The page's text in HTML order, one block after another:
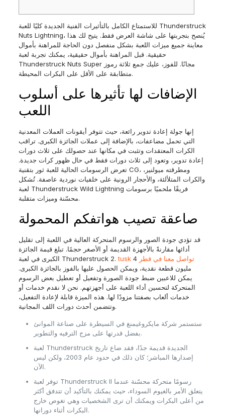
للاستمتاع الكامل بالتأثيرات الفنية الجديدة كليًا للعبة Thunderstruck
Nuts Lightning، يُنصح بتجربتها على شاشة العرض فقط. يتيح لك هذا
معاينة جميع ميزات اللعبة بشكل منفصل دون الحاجة للمراهنة بأموال
حقيقية. قبل المراهنة بأموال حقيقية، يمكنك تجربة لعبة
Thunderstruck Nuts Super مجانًا. للفوز، عليك جمع ثلاثة رموز
متطابقة على الأقل على البكرات المحيطة.
الإضافات لها تأثيرها على أسلوب
اللعب
إنها جولة إعادة تدوير رائعة، حيث تتوفر أيقونات العملات المعدنية
التي تحمل مضاعفات، بالإضافة إلى عملات الجائزة الكبرى. تراقب
الكرات المعتقدات وتثبت في مكانها عند حصولك على ثلاث دورات
إعادة تدوير، وتعود إلى ثلاث دورات فقط في حال ظهور كرات جديدة.
تعرض الرسومات الحالية للعبة ثور بتقنية CG، ومطرقته ميولنير،
والكرات المتلألئة، والأحجار الرونية على خلفيات نوردية عاصفة. تُشكل
لعبة Thunderstruck Wild Lightning فريقًا ملحميًا برسومات
محسّنة وميزات متقلبة.
صاعقة تصيب هواتفكم المحمولة
قد تؤدي جودة الصور والرسوم المتحركة العالية في اللعبة إلى تقليل
أدائها مقارنةً بالأجهزة القديمة أو الأصغر حجمًا. تبلغ قيمة الجائزة
الكبرى في لعبة Thunderstruck 2.
tusk تواصل معنا في قطر 4
مليون قطعة نقدية، ويمكن الحصول عليها بالفوز بالجائزة الكبرى.
يمكن للاعبين ضبط جودة الصورة وتفعيل أو تعطيل بعض الرسوم
المتحركة لتحسين أداء اللعبة على أجهزتهم. نحن لا نقدم خدمات أو
خدمات ألعاب بصفتنا مزودًا لها. هذه الميزة قابلة لإعادة التفعيل،
وتتضمن أحدث دورات اللف المجانية.
ستستمر شركة مايكروغيمنغ في السيطرة على صناعة الموانئ
بفضل قدرتها على مزج الترفيه والتطوير.
لعبة Thunderstruck الجديدة قديمة جدًا، فقد ضاع تاريخ
إصدارها المباشر؛ كان ذلك في حدود عام 2003، ولكن ليس
الآن.
توفر لعبة Thunderstruck II رسومًا متحركة محسّنة عندما
يتعلق الأمر بالغيوم السوداء، حيث يمكنك بالتأكيد أن تتدفق أكثر
من أعلى البكرات ويمكنك أن ترى الشخصيات وهي تغوص خارج
البكرات أثناء دورانها.